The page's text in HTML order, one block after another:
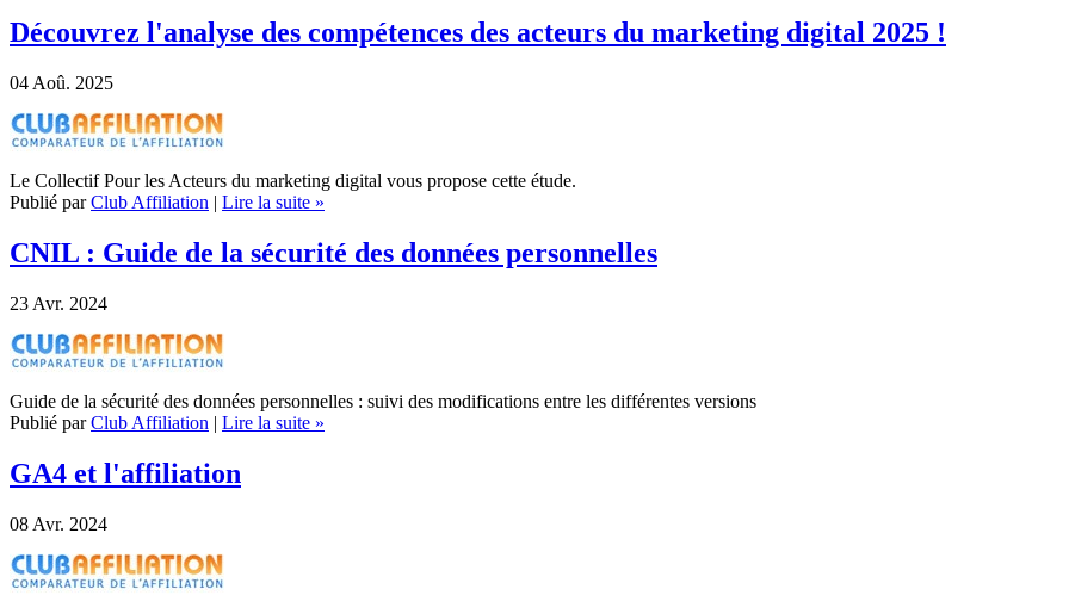
Découvrez l'analyse des compétences des acteurs du marketing digital 2025 !
04 Aoû. 2025
Le Collectif Pour les Acteurs du marketing digital vous propose cette étude.
Publié parClub Affiliation | Lire la suite »
CNIL : Guide de la sécurité des données personnelles
23 Avr. 2024
Guide de la sécurité des données personnelles : suivi des modifications entre les différentes versions
Publié parClub Affiliation | Lire la suite »
GA4 et l'affiliation
08 Avr. 2024